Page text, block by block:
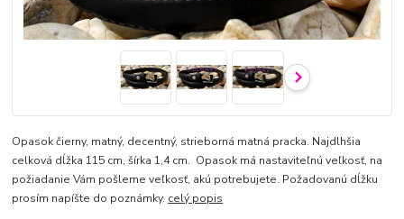
Opasok čierny, matný, decentný, strieborná matná pracka. Najdlhšia
celková dĺžka 115 cm, šírka 1,4 cm. Opasok má nastaviteľnú veľkosť, na
požiadanie Vám pošleme veľkosť, akú potrebujete. Požadovanú dĺžku
prosím napíšte do poznámky. celý popis